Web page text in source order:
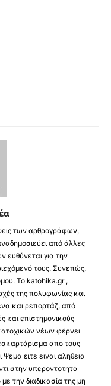
των αρθρογράφων,
από άλλες
ευθύνεται για την
τους. Συνεπώς,
Το katohika.gr ,
της πολυφωνίας και
και ρεπορτάζ, από
και επιστημονικούς
νέων φέρνει
απο τους
ειτε ειναι αληθεια
στην υπεροντοτητα
την διαδικασία της μη